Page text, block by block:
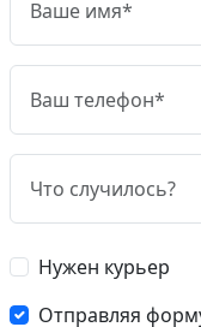
Нужен курьер
Отправляя